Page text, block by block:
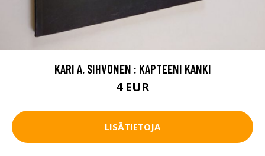
KARI A. SIHVONEN : KAPTEENI KANKI
4 EUR
LISÄTIETOJA